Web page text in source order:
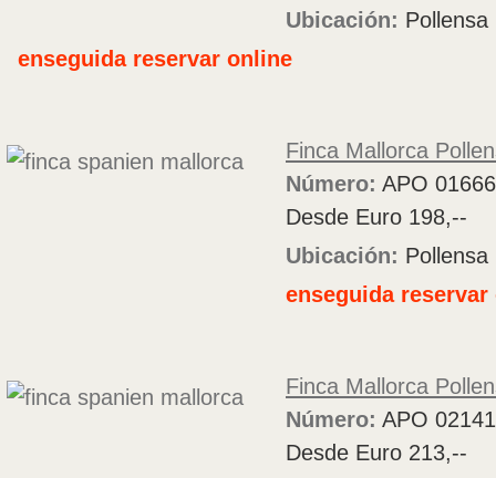
Ubicación: Pollensa
enseguida reservar online
Finca Mallorca
Número: APO
Desde Euro 198,--
Ubicación: Pollensa
enseguida reservar
Finca Mallorca
Número: APO
Desde Euro 213,--